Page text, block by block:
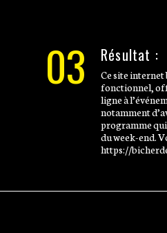
03 Résultat :
Ce site
fonctionnel,
ligne à
notamment
programme
du week-end.
https://